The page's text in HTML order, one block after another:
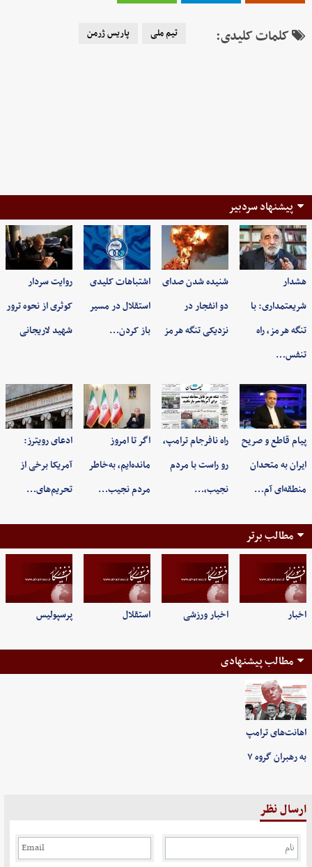
کلمات کلیدی: تیم ملی پاریس ژرمن
پیشنهاد سردبیر
هشدار
شریعتمداری: با
تنگه هرمز، راه
تنفس…
شنیده شدن صدای
دو انفجار در
نزدیکی تنگه هرمز
اشتباهات کلیدی
استقلال در مسیر
باز کردن…
روایت سردار
کوثری از نحوه ترور
شهید لاریجانی
پیام قاطع و صریح
ایران به متحدان
منطقه‌ای آم…
راه نافرجام ترامپ،
رو راست با مردم
نجیب،…
اگر تا امروز
مانده‌ایم، به‌خاطر
مردم نجیب…
ادعای رویترز:
آمریکا برخی از
تحریم‌های…
مطالب برتر
اخبار اخبار ورزشی استقلال پرسپولیس
مطالب پیشنهادی
اهانت‌های ترامپ
به رهبران گروه ۷
ارسال نظر